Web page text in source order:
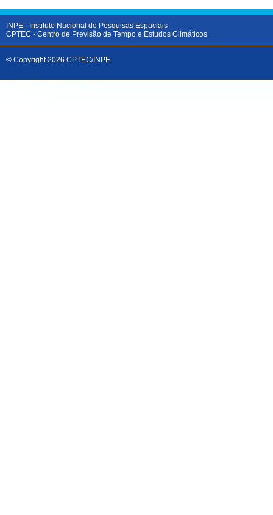
INPE - Instituto Nacional de Pesquisas Espaciais
CPTEC - Centro de Previsão de Tempo e Estudos Climáticos
© Copyright 2026 CPTEC/INPE